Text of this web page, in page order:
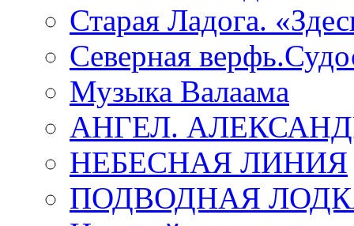
Старая Ладога.
Северная
Музыка Валаама
АНГЕЛ.
НЕБЕСНАЯ ЛИНИЯ
ПОДВОДНАЯ